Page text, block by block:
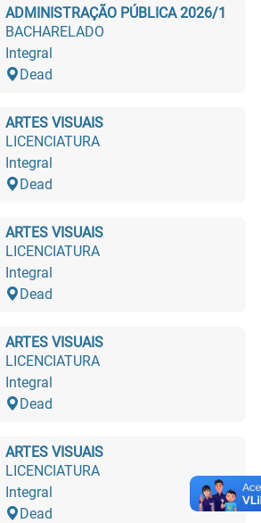
ADMINISTRAÇÃO PÚBLICA 2026/1
BACHARELADO
Integral
Dead
ARTES VISUAIS
LICENCIATURA
Integral
Dead
ARTES VISUAIS
LICENCIATURA
Integral
Dead
ARTES VISUAIS
LICENCIATURA
Integral
Dead
ARTES VISUAIS
LICENCIATURA
Integral
Dead